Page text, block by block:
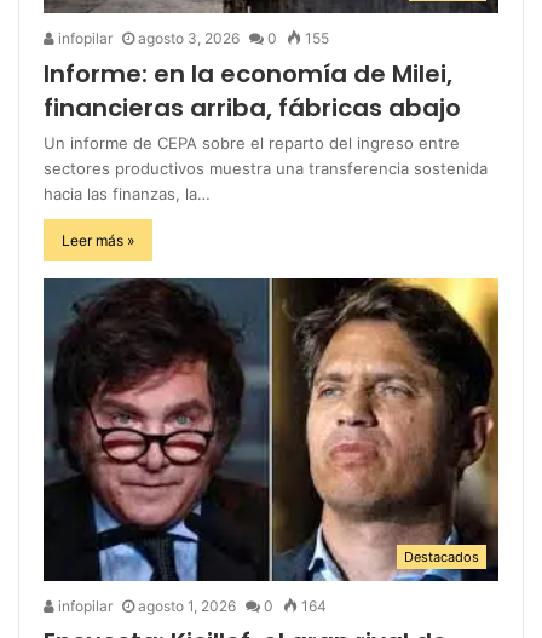
infopilar agosto 3, 2026 0 155
Informe: en la economía de Milei,
financieras arriba, fábricas abajo
Un informe de CEPA sobre el reparto del ingreso entre
sectores productivos muestra una transferencia sostenida
hacia las finanzas, la…
Leer más »
Destacados
infopilar agosto 1, 2026 0 164